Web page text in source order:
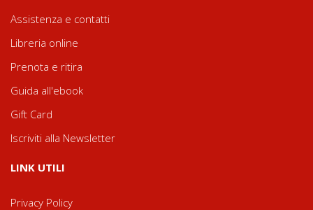
Assistenza e contatti
Libreria online
Prenota e ritira
Guida all'ebook
Gift Card
Iscriviti alla Newsletter
LINK UTILI
Privacy Policy